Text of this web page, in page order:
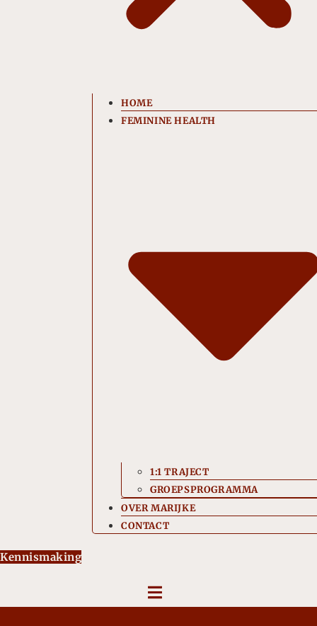
HOME
FEMININE HEALTH
1:1 TRAJECT
GROEPSPROGRAMMA
OVER MARIJKE
CONTACT
Kennismaking